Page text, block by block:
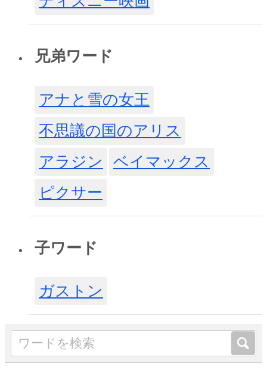
兄弟ワード
アナと雪の女王
不思議の国のアリス
アラジン
ベイマックス
ピクサー
子ワード
ガストン